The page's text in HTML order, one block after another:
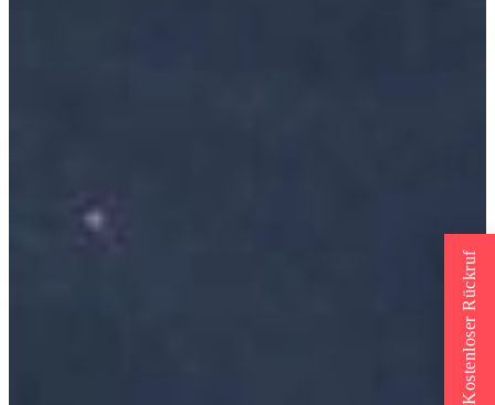
Kostenloser Rückruf